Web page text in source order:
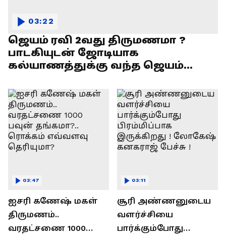
ஜெயம் ரவி 2வது திருமணமா ?
பாடகியுடன் ஜோடியாக
கல்யாணத்துக்கு வந்த ஜெயம்
03:22
ஐசரி கணேஷ் மகள்
திருமணம்..
வரதட்சணை 1000
03:47
சூரி அண்ணனுடைய
வளர்ச்சியை
பார்க்கும்போது
03:11